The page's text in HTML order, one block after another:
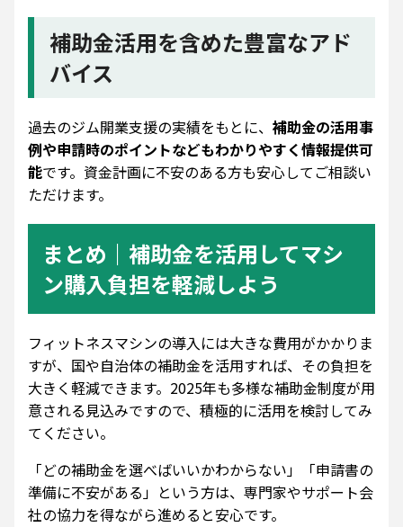
補助金活用を含めた豊富なアド
バイス
過去のジム開業支援の実績をもとに、 補助金の活用事
例や申請時のポイントなどもわかりやすく情報提供可
能です。資金計画に不安のある方も安心してご相談い
ただけます。
まとめ｜補助金を活用してマシ
ン購入負担を軽減しよう
フィットネスマシンの導入には大きな費用がかかりま
すが、国や自治体の補助金を活用すれば、その負担を
大きく軽減できます。2025年も多様な補助金制度が用
意される見込みですので、積極的に活用を検討してみ
てください。
「どの補助金を選べばいいかわからない」「申請書の
準備に不安がある」という方は、専門家やサポート会
社の協力を得ながら進めると安心です。